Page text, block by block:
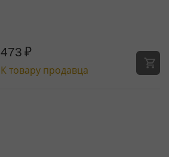
473 ₽
К товару продавца